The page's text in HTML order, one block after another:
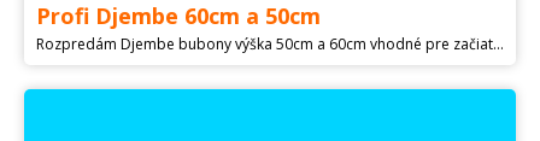
Profi Djembe 60cm a 50cm
Rozpredám Djembe bubony výška 50cm a 60cm vhodné pre začiatočníka aj pokročilého , blana kozia koža ,korpus exotické drevo . Djembe sú nehrané a neposkodené. -Djembe Maľované Profi výška 60cm cena 90€ -Djembe Maľované Profi 50cm výška cena 65eur . - Djembe Bez zdobenia Beginer cena 40eur - Vyrezávané výška 50cm cena 50€ Osobne aj s možnosťou odskúšať a vybrať si je v BA III (Bratislava - Nové Mesto). Ak víkend neodpisujem ozvem sa pondelok.